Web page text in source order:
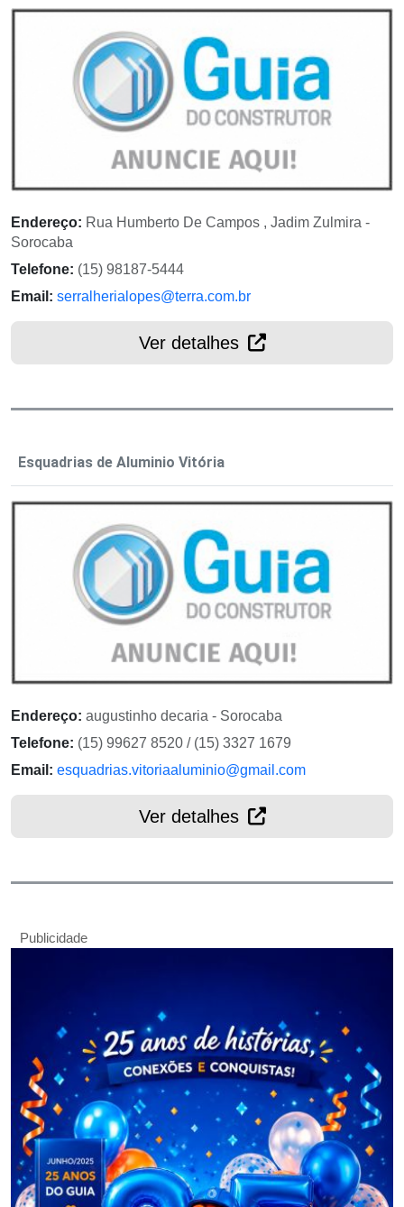
Endereço: Rua Humberto De Campos , Jadim Zulmira -
Sorocaba
Telefone: (15) 98187-5444
Email: serralherialopes@terra.com.br
Ver detalhes
Esquadrias de Aluminio Vitória
Endereço: augustinho decaria - Sorocaba
Telefone: (15) 99627 8520 / (15) 3327 1679
Email: esquadrias.vitoriaaluminio@gmail.com
Ver detalhes
Publicidade